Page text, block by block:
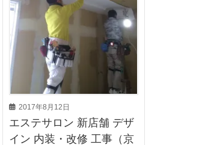
2017年8月12日
エステサロン 新店舗 デザ
イン 内装・改修 工事（京